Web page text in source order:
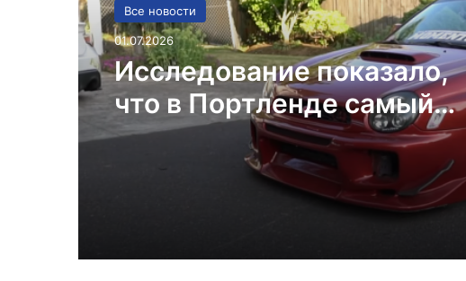
Все новости
01.07.2026
Исследование показало,
что в Портленде самый
высокий уровень угона
автомобилей на душу
населения в США